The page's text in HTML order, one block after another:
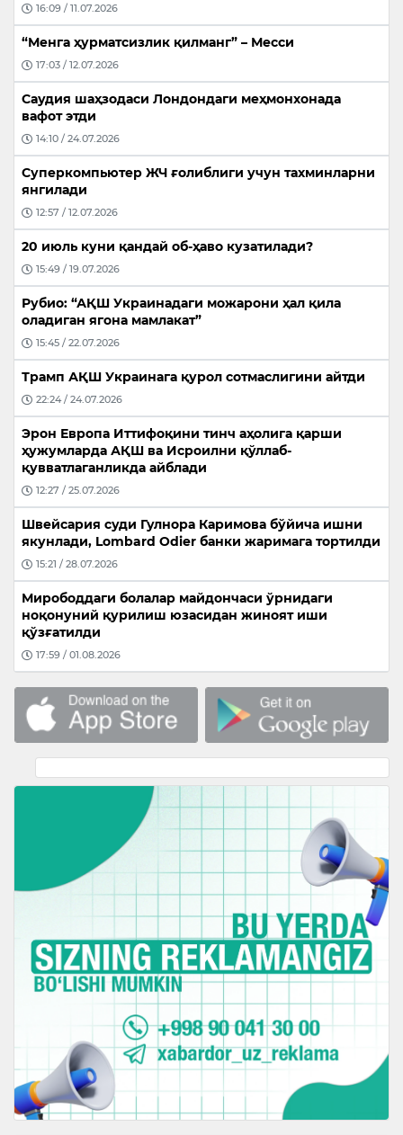
16:09 / 11.07.2026
“Менга ҳурматсизлик қилманг” – Месси
17:03 / 12.07.2026
Саудия шаҳзодаси Лондондаги меҳмонхонада
вафот этди
14:10 / 24.07.2026
Суперкомпьютер ЖЧ ғолиблиги учун тахминларни
янгилади
12:57 / 12.07.2026
20 июль куни қандай об-ҳаво кузатилади?
15:49 / 19.07.2026
Рубио: “АҚШ Украинадаги можарони ҳал қила
оладиган ягона мамлакат”
15:45 / 22.07.2026
Трамп АҚШ Украинага қурол сотмаслигини айтди
22:24 / 24.07.2026
Эрон Европа Иттифоқини тинч аҳолига қарши
ҳужумларда АҚШ ва Исроилни қўллаб-
қувватлаганликда айблади
12:27 / 25.07.2026
Швейсария суди Гулнора Каримова бўйича ишни
якунлади, Lombard Odier банки жаримага тортилди
15:21 / 28.07.2026
Мирободдаги болалар майдончаси ўрнидаги
ноқонуний қурилиш юзасидан жиноят иши
қўзғатилди
17:59 / 01.08.2026